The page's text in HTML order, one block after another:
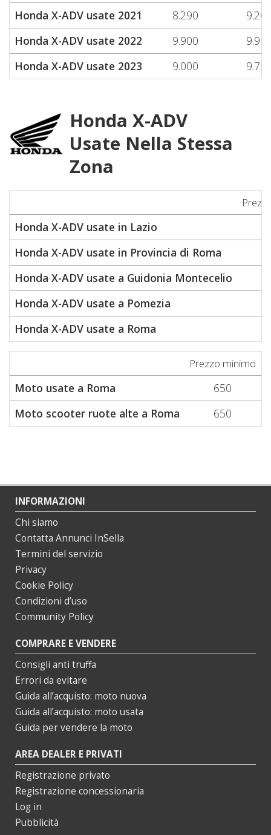
Honda X-ADV usate 2021
8.290
Honda X-ADV usate 2022
9.900
Honda X-ADV usate 2023
9.000
Honda X-ADV
Usate Nella Stessa
Zona
Honda X-ADV usate in Lazio
Honda X-ADV usate in Provincia di Roma
Honda X-ADV usate a Guidonia Montecelio
Honda X-ADV usate a Pomezia
Honda X-ADV usate a Roma
Prezzo minimo
Moto usate a Roma
650
Moto scooter ruote alte a Roma
650
INFORMAZIONI
Chi siamo
Contatta Annunci InSella
Termini del servizio
Privacy
Cookie Policy
Condizioni d’uso
Community Policy
COMPRARE E VENDERE
Consigli anti truffa
Errori da evitare
Guida all’acquisto: moto nuova
Guida all’acquisto: moto usata
Guida per vendere la moto
AREA DEALER E PRIVATI
Registrazione privato
Registrazione concessionaria
Log in
Pubblicità